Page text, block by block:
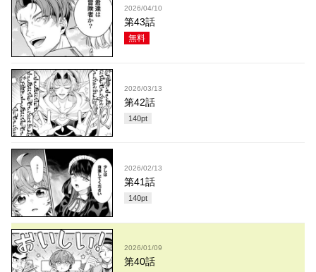
2026/04/10
第43話
無料
2026/03/13
第42話
140pt
2026/02/13
第41話
140pt
2026/01/09
第40話